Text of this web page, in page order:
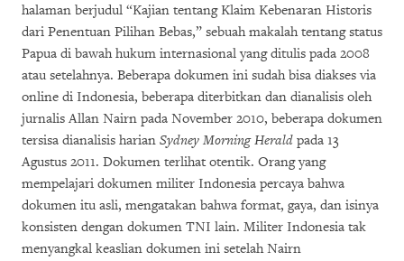
halaman berjudul “Kajian tentang Klaim Kebenaran Historis
dari Penentuan Pilihan Bebas,” sebuah makalah tentang status
Papua di bawah hukum internasional yang ditulis pada 2008
atau setelahnya. Beberapa dokumen ini sudah bisa diakses via
online di Indonesia, beberapa diterbitkan dan dianalisis oleh
jurnalis Allan Nairn pada November 2010, beberapa dokumen
tersisa dianalisis harian Sydney Morning Herald pada 13
Agustus 2011. Dokumen terlihat otentik. Orang yang
mempelajari dokumen militer Indonesia percaya bahwa
dokumen itu asli, mengatakan bahwa format, gaya, dan isinya
konsisten dengan dokumen TNI lain. Militer Indonesia tak
menyangkal keaslian dokumen ini setelah Nairn